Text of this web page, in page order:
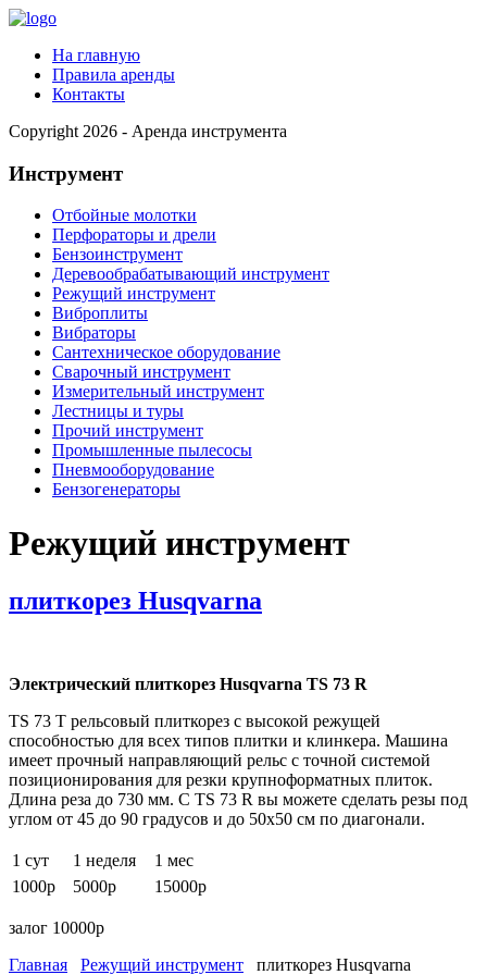
На главную
Правила аренды
Контакты
Copyright 2026 - Аренда инструмента
Инструмент
Отбойные молотки
Перфораторы и дрели
Бензоинструмент
Деревообрабатывающий инструмент
Режущий инструмент
Виброплиты
Вибраторы
Сантехническое оборудование
Сварочный инструмент
Измерительный инструмент
Лестницы и туры
Прочий инструмент
Промышленные пылесосы
Пневмооборудование
Бензогенераторы
Режущий инструмент
плиткорез Husqvarna
Электрический плиткорез Husqvarna TS 73 R
TS 73 Т рельсовый плиткорез с высокой режущей
способностью для всех типов плитки и клинкера. Машина
имеет прочный направляющий рельс с точной системой
позиционирования для резки крупноформатных плиток.
Длина реза до 730 мм. С TS 73 R вы можете сделать резы под
углом от 45 до 90 градусов и до 50х50 см по диагонали.
1 сут 1 неделя
1 мес
1000р
5000р 15000р
залог 10000р
Главная
Режущий инструмент плиткорез Husqvarna